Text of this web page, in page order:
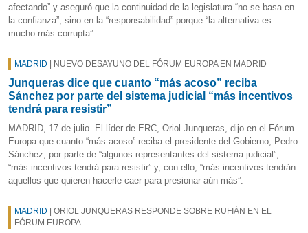
afectando” y aseguró que la continuidad de la legislatura “no se basa en
la confianza”, sino en la “responsabilidad” porque “la alternativa es
mucho más corrupta”.
MADRID | NUEVO DESAYUNO DEL FÓRUM EUROPA EN MADRID
Junqueras dice que cuanto “más acoso” reciba
Sánchez por parte del sistema judicial “más incentivos
tendrá para resistir”
MADRID, 17 de julio. El líder de ERC, Oriol Junqueras, dijo en el Fórum
Europa que cuanto “más acoso” reciba el presidente del Gobierno, Pedro
Sánchez, por parte de “algunos representantes del sistema judicial”,
“más incentivos tendrá para resistir” y, con ello, “más incentivos tendrán
aquellos que quieren hacerle caer para presionar aún más”.
MADRID | ORIOL JUNQUERAS RESPONDE SOBRE RUFIÁN EN EL
FÓRUM EUROPA